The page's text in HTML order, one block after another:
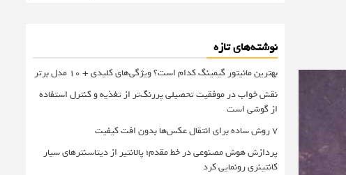
نوشته‌های تازه
بهترین مانیتور گیمینگ کدام است؟ ویژگی‌های کلیدی + 10 مدل برتر
نقش خواب در موفقیت تحصیلی پررنگ‌تر از تغذیه و کنترل استفاده
از گوشی است
۷ روش ساده برای انتقال عکس‌ها بدون افت کیفیت
پردازش هوش مصنوعی در خط مقدم؛ پالانتیر از دیتاسنترهای سیار
کانتینری رونمایی کرد